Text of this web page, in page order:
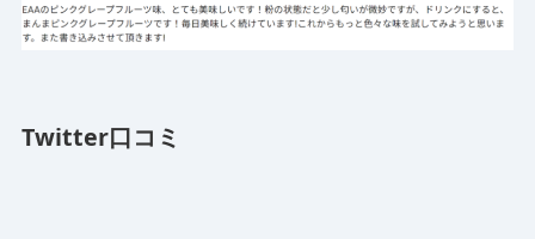
Twitter口コミ